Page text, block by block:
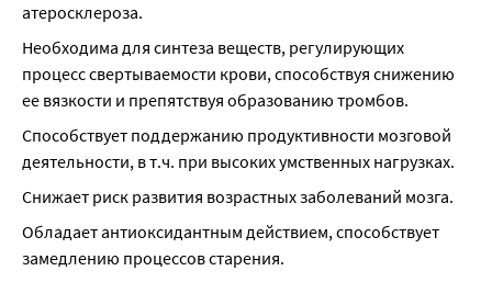
атеросклероза.
Необходима для синтеза веществ, регулирующих
процесс свертываемости крови, способствуя снижению
ее вязкости и препятствуя образованию тромбов.
Способствует поддержанию продуктивности мозговой
деятельности, в т.ч. при высоких умственных нагрузках.
Снижает риск развития возрастных заболеваний мозга.
Обладает антиоксидантным действием, способствует
замедлению процессов старения.